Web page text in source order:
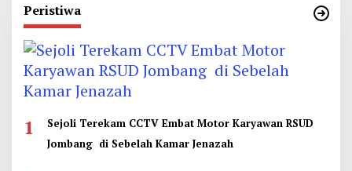
Peristiwa
1
Sejoli Terekam CCTV Embat Motor Karyawan RSUD
Jombang di Sebelah Kamar Jenazah